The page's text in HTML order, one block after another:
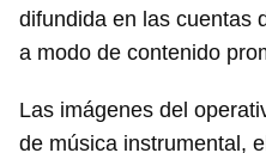
Para poder guardar como
difundida en las cuentas
a modo de contenido
Las imágenes del
de música instrumental,